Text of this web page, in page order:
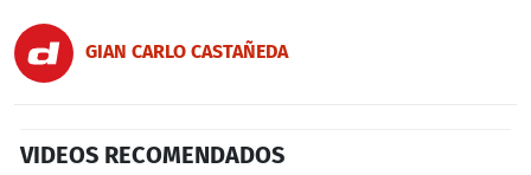
GIAN CARLO CASTAÑEDA
VIDEOS RECOMENDADOS